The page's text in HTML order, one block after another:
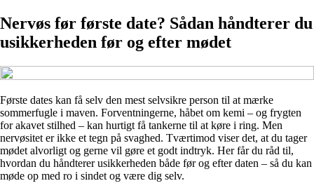
Nervøs før første date? Sådan håndterer du
usikkerheden før og efter mødet
Første dates kan få selv den mest selvsikre person til at mærke
sommerfugle i maven. Forventningerne, håbet om kemi – og frygten
for akavet stilhed – kan hurtigt få tankerne til at køre i ring. Men
nervøsitet er ikke et tegn på svaghed. Tværtimod viser det, at du tager
mødet alvorligt og gerne vil gøre et godt indtryk. Her får du råd til,
hvordan du håndterer usikkerheden både før og efter daten – så du kan
møde op med ro i sindet og være dig selv.